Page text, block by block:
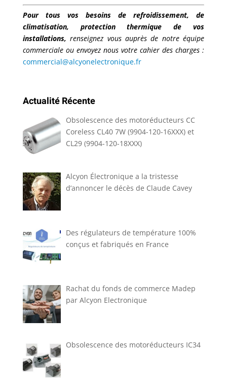
Pour tous vos besoins de refroidissement, de
climatisation, protection thermique de vos
installations, renseignez vous auprès de notre équipe
commerciale ou envoyez nous votre cahier des charges :
commercial@alcyonelectronique.fr
Actualité Récente
Obsolescence des motoréducteurs CC
Coreless CL40 7W (9904-120-16XXX) et
CL29 (9904-120-18XXX)
Alcyon Électronique a la tristesse
d’annoncer le décès de Claude Cavey
Des régulateurs de température 100%
conçus et fabriqués en France
Rachat du fonds de commerce Madep
par Alcyon Electronique
Obsolescence des motoréducteurs IC34